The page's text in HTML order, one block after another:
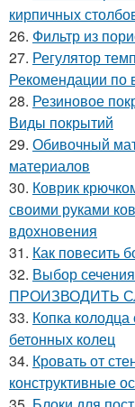
кирпичных
26. Фильтр из
27. Регулятор
Рекомендации по
28. Резиновое
Виды покрытий
29. Обивочный
материалов
30. Коврик
своими руками
вдохновения
31. Как повесить
32. Выбор
ПРОИЗВОДИТЬ
33. Копка
бетонных колец
34. Кровать от
конструктивные